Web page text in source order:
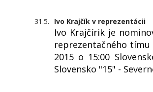
31.5. Ivo Krajčík v reprezentácii
Ivo Krajčírik je
reprezentačného tímu
2015 o 15:00
Slovensko "15" -